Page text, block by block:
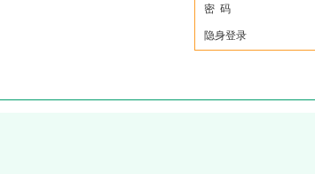
密 码
隐身登录